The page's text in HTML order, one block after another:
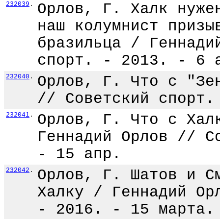
232039 .
Орлов, Г. Халк
наш колумнист
бразильца /
спорт. - 2013. - 6
232040 .
Орлов, Г. Что с
// Советский
232041 .
Орлов, Г. Что с
Геннадий Орлов //
- 15 апр.
232042 .
Орлов, Г. Шатов и
Халку / Геннадий
- 2016. - 15 марта.